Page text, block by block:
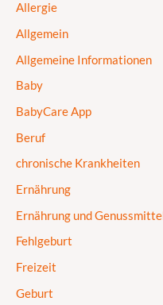
Allergie
Allgemein
Allgemeine Informationen
Baby
BabyCare App
Beruf
chronische Krankheiten
Ernährung
Ernährung und
Fehlgeburt
Freizeit
Geburt